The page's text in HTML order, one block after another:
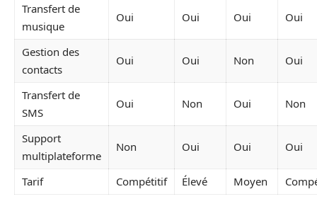
Transfert de
musique
Oui Oui Oui Oui
Gestion des
contacts
Oui Oui Non Oui
Transfert de
SMS
Oui Non Oui Non
Support
multiplateforme
Non Oui Oui Oui
Tarif Compétitif Élevé Moyen